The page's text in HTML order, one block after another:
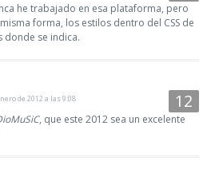
he trabajado en esa plataforma, pero
forma, los estilos dentro del CSS de
donde se indica.
de 2012 a las 9:08
, que este 2012 sea un excelente